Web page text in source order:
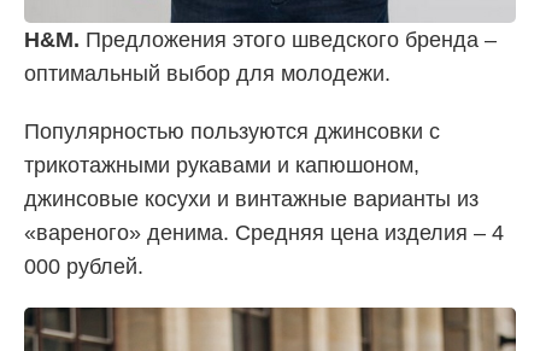
H&M. Предложения этого шведского бренда –
оптимальный выбор для молодежи.
Популярностью пользуются джинсовки с
трикотажными рукавами и капюшоном,
джинсовые косухи и винтажные варианты из
«вареного» денима. Средняя цена изделия – 4
000 рублей.